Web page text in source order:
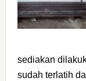
sediakan
sudah terlatih